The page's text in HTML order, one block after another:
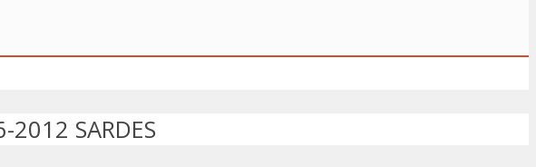
SARDES